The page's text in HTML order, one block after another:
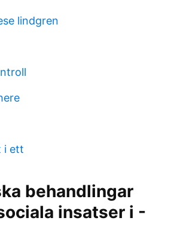
lindgren
i ett
behandlingar
insatser i -